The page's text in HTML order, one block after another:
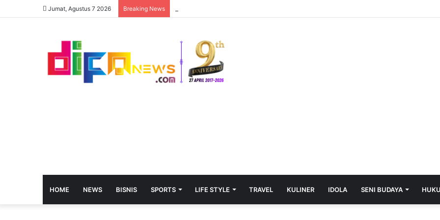
Jumat, Agustus 7 2026 Breaking News
HOME NEWS BISNIS SPORTS LIFE STYLE TRAVEL KULINER IDOLA SENI BUDAYA